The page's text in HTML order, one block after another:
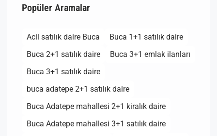
Popüler Aramalar
Acil satılık daire Buca
Buca 1+1 satılık daire
Buca 2+1 satılık daire
Buca 3+1 emlak ilanları
Buca 3+1 satılık daire
buca adatepe 2+1 satılık daire
Buca Adatepe mahallesi 2+1 kiralık daire
Buca Adatepe mahallesi 3+1 satılık daire